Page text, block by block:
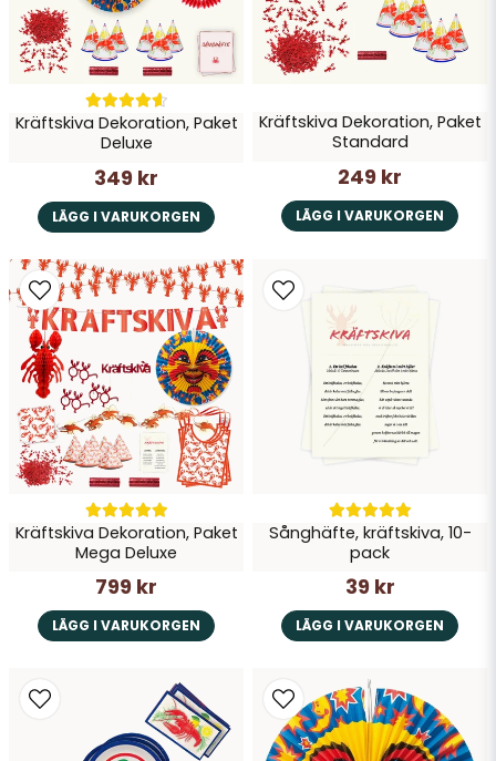
Skicka fråga
Kräftskiva Dekoration, Paket
Deluxe
349 kr
LÄGG I VARUKORGEN
Kräftskiva Dekoration, Paket
Standard
249 kr
LÄGG I VARUKORGEN
Kräftskiva Dekoration, Paket
Mega Deluxe
799 kr
LÄGG I VARUKORGEN
Sånghäfte, kräftskiva, 10-
pack
39 kr
LÄGG I VARUKORGEN